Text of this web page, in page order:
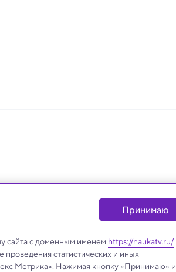
Принимаю
сайта с доменным именем https://naukatv.ru/
статистических и иных
Метрика». Нажимая кнопку «Принимаю» и